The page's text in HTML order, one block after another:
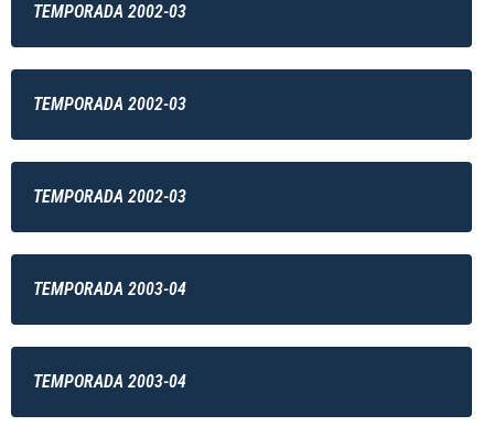
TEMPORADA 2002-03
TEMPORADA 2002-03
TEMPORADA 2002-03
TEMPORADA 2003-04
TEMPORADA 2003-04